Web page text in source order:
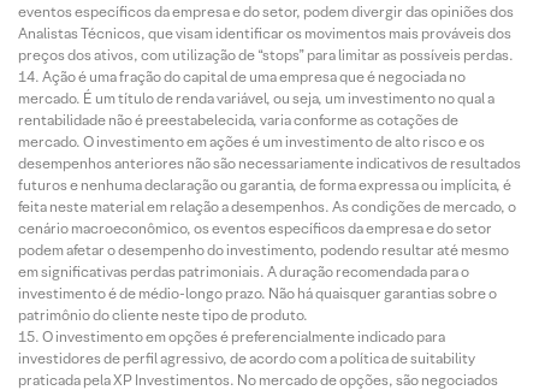
eventos específicos da empresa e do setor, podem divergir das opiniões dos
Analistas Técnicos, que visam identificar os movimentos mais prováveis dos
preços dos ativos, com utilização de “stops” para limitar as possíveis perdas.
Ação é uma fração do capital de uma empresa que é negociada no
mercado. É um título de renda variável, ou seja, um investimento no qual a
rentabilidade não é preestabelecida, varia conforme as cotações de
mercado. O investimento em ações é um investimento de alto risco e os
desempenhos anteriores não são necessariamente indicativos de resultados
futuros e nenhuma declaração ou garantia, de forma expressa ou implícita, é
feita neste material em relação a desempenhos. As condições de mercado, o
cenário macroeconômico, os eventos específicos da empresa e do setor
podem afetar o desempenho do investimento, podendo resultar até mesmo
em significativas perdas patrimoniais. A duração recomendada para o
investimento é de médio-longo prazo. Não há quaisquer garantias sobre o
patrimônio do cliente neste tipo de produto.
O investimento em opções é preferencialmente indicado para
investidores de perfil agressivo, de acordo com a política de suitability
praticada pela XP Investimentos. No mercado de opções, são negociados